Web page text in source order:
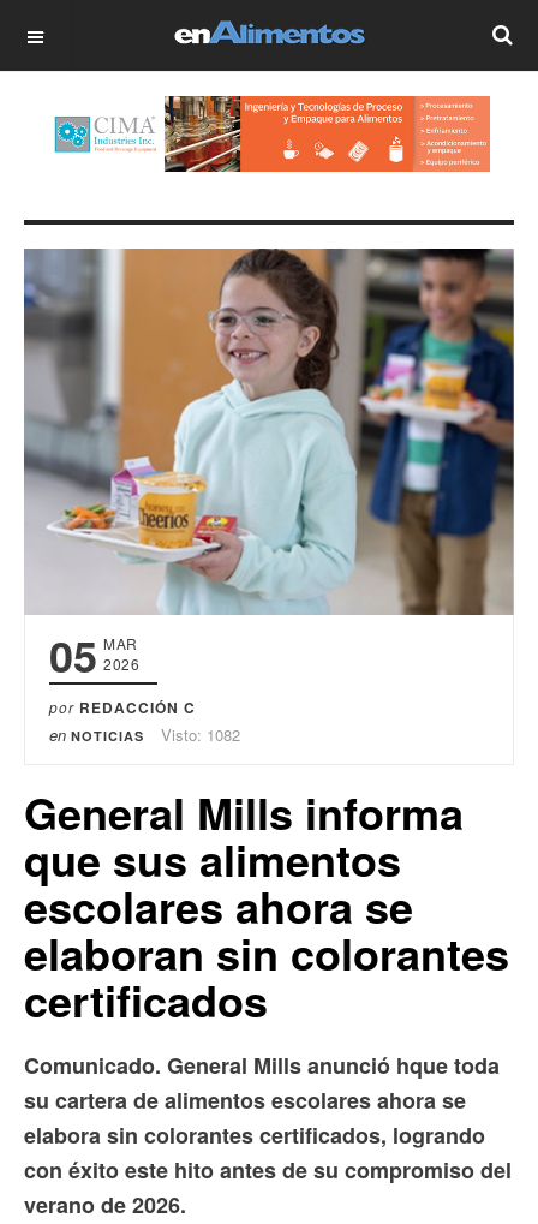
OFF CANVAS
05 MAR
2026
por REDACCIÓN C
en NOTICIAS Visto: 1082
General Mills informa
que sus alimentos
escolares ahora se
elaboran sin colorantes
certificados
Comunicado. General Mills anunció hque toda
su cartera de alimentos escolares ahora se
elabora sin colorantes certificados, logrando
con éxito este hito antes de su compromiso del
verano de 2026.